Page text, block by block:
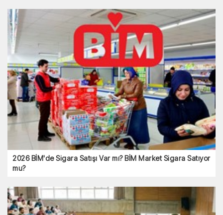
2026 BİM'de Sigara Satışı Var mı? BİM Market Sigara Satıyor
mu?